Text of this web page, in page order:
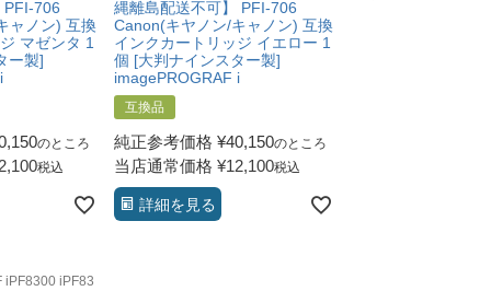
PFI-706
ャノン) 互換
マゼンタ 1
ー製]
のところ
税込
縄離島配送不可】 PFI-706
Canon(キヤノン/キャノン) 互換
インクカートリッジ イエロー 1
個 [大判ナインスター製]
imagePROGRAF i
互換品
純正参考価格 ¥40,150のところ
当店通常価格 ¥12,100税込
詳細を見る
iPF8300 iPF83